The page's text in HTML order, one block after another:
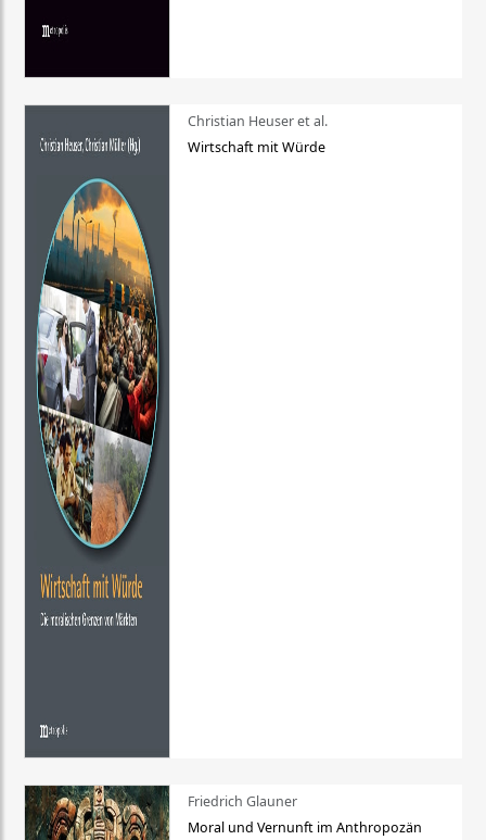
Christian Heuser et al.
Wirtschaft mit Würde
Friedrich Glauner
Moral und Vernunft im Anthropozän